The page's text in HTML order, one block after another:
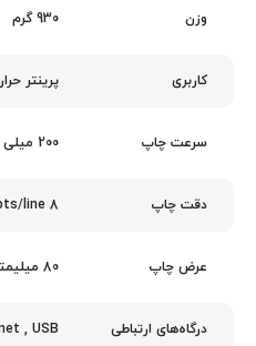
وزن 930 گرم
کاربری پرینتر
سرعت چاپ 200 میلی متر بر ثانیه
دقت چاپ 8 dots/mm, 576 dots/line
عرض چاپ 80 میلیمتر
درگاه‌های ارتباطی USB
,